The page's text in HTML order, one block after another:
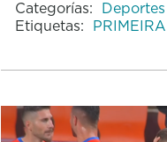
Categorías: Deportes
Etiquetas: